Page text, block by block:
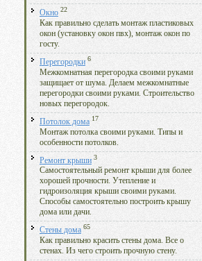
Окно 22
Как правильно сделать монтаж пластиковых
окон (установку окон пвх), монтаж окон по
госту.
Перегородки 6
Межкомнатная перегородка своими руками
защищает от шума. Делаем межкомнатные
перегородки своими руками. Строительство
новых перегородок.
Потолок дома 17
Монтаж потолка своими руками. Типы и
особенности потолков.
Ремонт крыши 3
Самостоятельный ремонт крыши для более
хорошей прочности. Утепление и
гидроизоляция крыши своими руками.
Способы самостоятельно построить крышу
дома или дачи.
Стены дома 65
Как правильно красить стены дома. Все о
стенах. Из чего строить прочную стену.